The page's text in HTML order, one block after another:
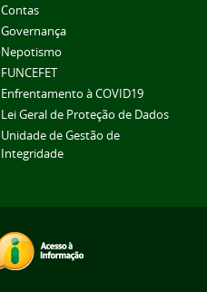
Contas
Governança
Nepotismo
FUNCEFET
Enfrentamento à COVID19
Lei Geral de Proteção de Dados
Unidade de Gestão de
Integridade